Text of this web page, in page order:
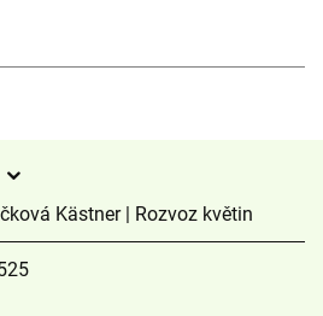
Kästner | Rozvoz květin